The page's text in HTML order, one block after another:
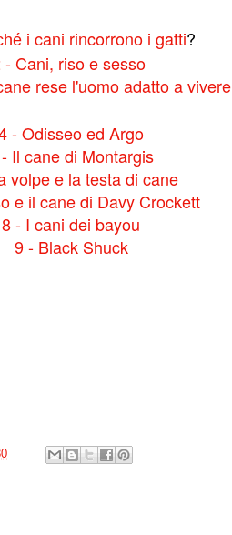
i cani rincorrono i gatti?
- Cani, riso e sesso
rese l'uomo adatto a vivere
- Odisseo ed Argo
Il cane di Montargis
volpe e la testa di cane
e il cane di Davy Crockett
8 - I cani dei bayou
9 - Black Shuck